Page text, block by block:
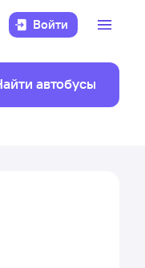
Войти
автобусы